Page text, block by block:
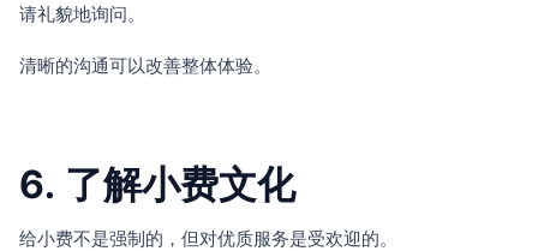
请礼貌地询问。
清晰的沟通可以改善整体体验。
6. 了解小费文化
给小费不是强制的，但对优质服务是受欢迎的。